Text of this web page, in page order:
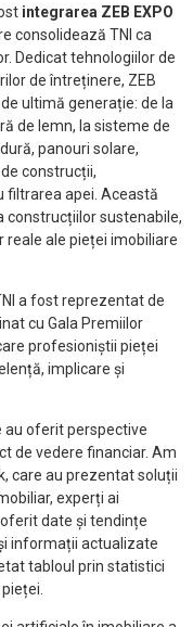
integrarea ZEB EXPO
consolidează TNI ca
Dedicat tehnologiilor de
de întreținere, ZEB
ultimă generație: de la
de lemn, la sisteme de
panouri solare,
construcții,
apei. Această
sustenabile,
reale ale pieței imobiliare
a fost reprezentat de
cu Gala Premiilor
profesioniștii pieței
implicare și
au oferit perspective
de vedere financiar. Am
care au prezentat soluții
experți ai
date și tendințe
informații actualizate
tabloul prin statistici